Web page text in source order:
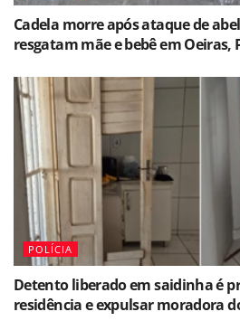
Cadela morre após ataque de
resgatam mãe e bebê em Oeiras,
POLÍCIA
Detento liberado em saidinha é
residência e expulsar moradora